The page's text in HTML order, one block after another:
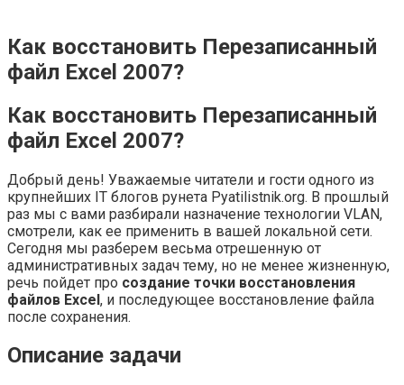
Как восстановить Перезаписанный
файл Excel 2007?
Как восстановить Перезаписанный
файл Excel 2007?
Добрый день! Уважаемые читатели и гости одного из
крупнейших IT блогов рунета Pyatilistnik.org. В прошлый
раз мы с вами разбирали назначение технологии VLAN,
смотрели, как ее применить в вашей локальной сети.
Сегодня мы разберем весьма отрешенную от
административных задач тему, но не менее жизненную,
речь пойдет про создание точки восстановления
файлов Excel, и последующее восстановление файла
после сохранения.
Описание задачи